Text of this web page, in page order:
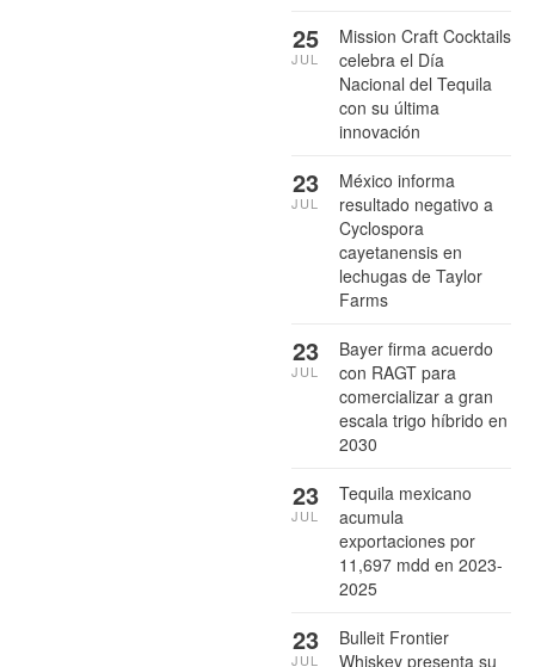
Mission Craft Cocktails
celebra el Día
Nacional del Tequila
con su última
innovación
25
JUL
México informa
resultado negativo a
Cyclospora
cayetanensis en
lechugas de Taylor
Farms
23
JUL
Bayer firma acuerdo
con RAGT para
comercializar a gran
escala trigo híbrido en
2030
23
JUL
Tequila mexicano
acumula
exportaciones por
11,697 mdd en 2023-
2025
23
JUL
Bulleit Frontier
Whiskey presenta su
23
JUL